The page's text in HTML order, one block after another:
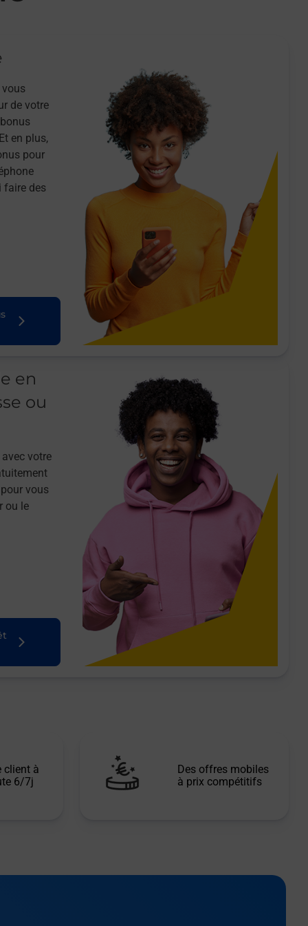
vous
de votre
en plus,
pour
faire des
en
ou
votre
vous
ou le
client à
6/7j
Des offres mobiles
à prix compétitifs